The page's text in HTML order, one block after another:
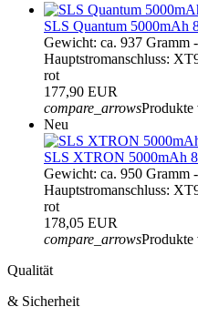
SLS Quantum 5000mAh
Gewicht: ca. 937
Hauptstromanschluss:
rot
177,90 EUR
compare_arrowsProdukte
Neu
SLS XTRON 5000mAh
Gewicht: ca. 950
Hauptstromanschluss:
rot
178,05 EUR
compare_arrowsProdukte
Qualität
& Sicherheit